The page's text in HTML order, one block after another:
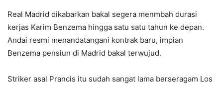
Real Madrid dikabarkan bakal segera menmbah durasi
kerjas Karim Benzema hingga satu satu tahun ke depan.
Andai resmi menandatangani kontrak baru, impian
Benzema pensiun di Madrid bakal terwujud.
Striker asal Prancis itu sudah sangat lama berseragam Los